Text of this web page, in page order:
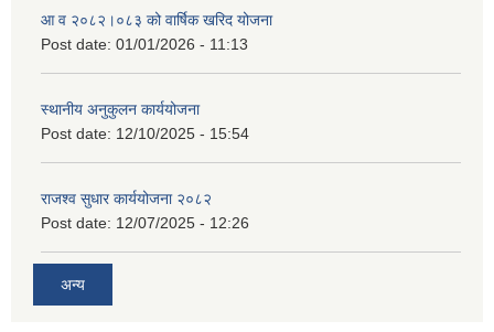
आ व २०८२।०८३ को वार्षिक खरिद योजना
Post date: 01/01/2026 - 11:13
स्थानीय अनुकुलन कार्ययोजना
Post date: 12/10/2025 - 15:54
राजश्व सुधार कार्ययोजना २०८२
Post date: 12/07/2025 - 12:26
अन्य